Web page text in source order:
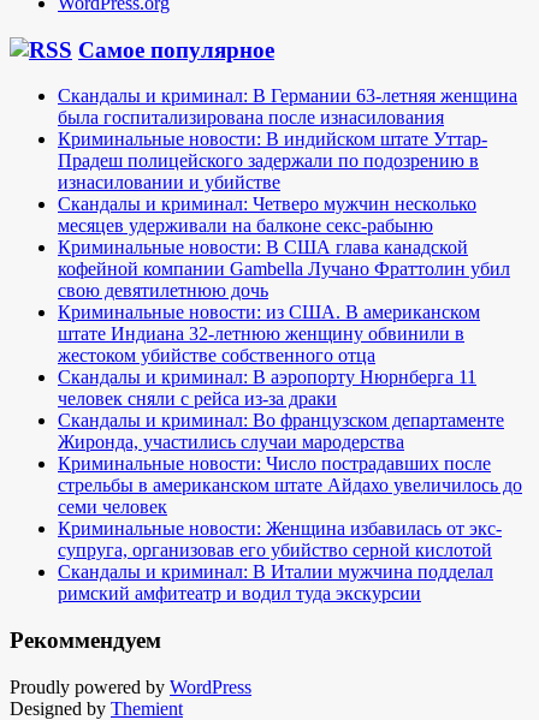
Самое популярное
Скандалы и криминал: В Германии 63-летняя женщина
была госпитализирована после изнасилования
Криминальные новости: В индийском штате Уттар-
Прадеш полицейского задержали по подозрению в
изнасиловании и убийстве
Скандалы и криминал: Четверо мужчин несколько
месяцев удерживали на балконе секс-рабыню
Криминальные новости: В США глава канадской
кофейной компании Gambella Лучано Фраттолин убил
свою девятилетнюю дочь
Криминальные новости: из США. В американском
штате Индиана 32-летнюю женщину обвинили в
жестоком убийстве собственного отца
Скандалы и криминал: В аэропорту Нюрнберга 11
человек сняли с рейса из-за драки
Скандалы и криминал: Во французском департаменте
Жиронда, участились случаи мародерства
Криминальные новости: Число пострадавших после
стрельбы в американском штате Айдахо увеличилось до
семи человек
Криминальные новости: Женщина избавилась от экс-
супруга, организовав его убийство серной кислотой
Скандалы и криминал: В Италии мужчина подделал
римский амфитеатр и водил туда экскурсии
Рекоммендуем
Proudly powered by WordPress
Designed by Themient